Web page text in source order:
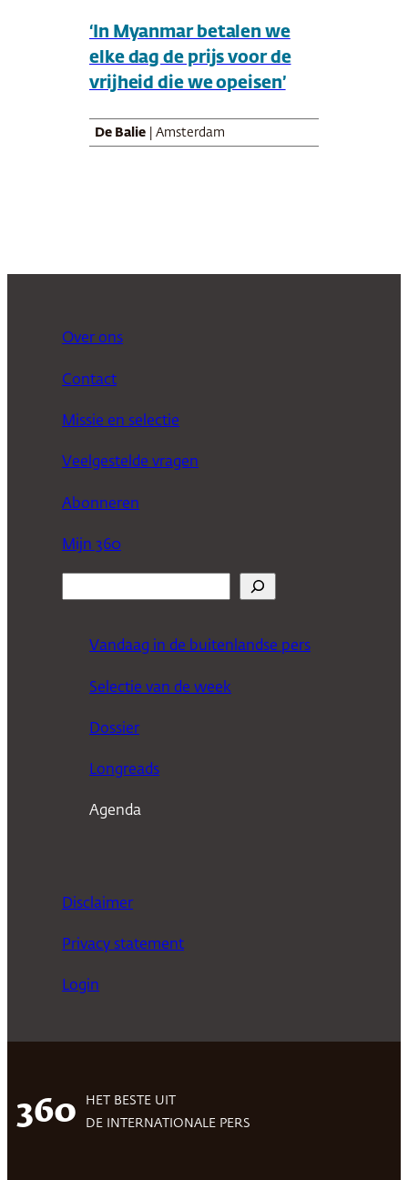
‘In Myanmar betalen we
elke dag de prijs voor de
vrijheid die we opeisen’
De Balie | Amsterdam
Over ons
Contact
Missie en selectie
Veelgestelde vragen
Abonneren
Mijn 360
Vandaag in de buitenlandse pers
Selectie van de week
Dossier
Longreads
Agenda
Disclaimer
Privacy statement
Login
360
HET BESTE UIT
DE INTERNATIONALE PERS